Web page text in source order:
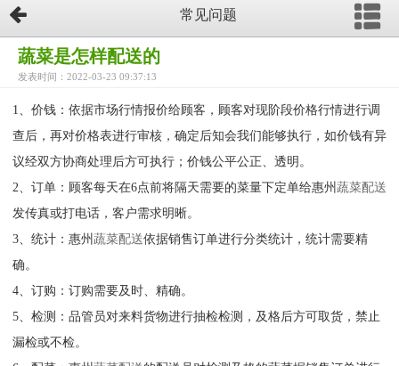
常见问题
蔬菜是怎样配送的
发表时间：2022-03-23 09:37:13
1、价钱：依据市场行情报价给顾客，顾客对现阶段价格行情进行调
查后，再对价格表进行审核，确定后知会我们能够执行，如价钱有异
议经双方协商处理后方可执行；价钱公平公正、透明。
2、订单：顾客每天在6点前将隔天需要的菜量下定单给惠州 蔬菜配送
发传真或打电话，客户需求明晰。
3、统计：惠州 蔬菜配送依据销售订单进行分类统计，统计需要精
确。
4、订购：订购需要及时、精确。
5、检测：品管员对来料货物进行抽检检测，及格后方可取货，禁止
漏检或不检。